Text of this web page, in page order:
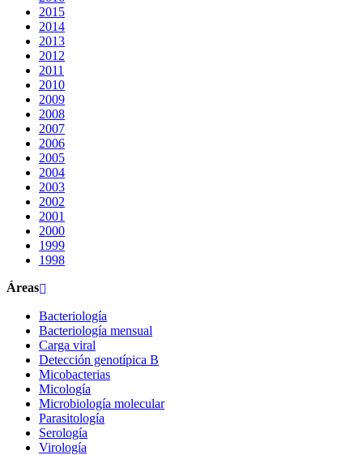
2015
2014
2013
2012
2011
2010
2009
2008
2007
2006
2005
2004
2003
2002
2001
2000
1999
1998
Áreas
Bacteriología
Bacteriología mensual
Carga viral
Detección genotípica B
Micobacterias
Micología
Microbiología molecular
Parasitología
Serología
Virología